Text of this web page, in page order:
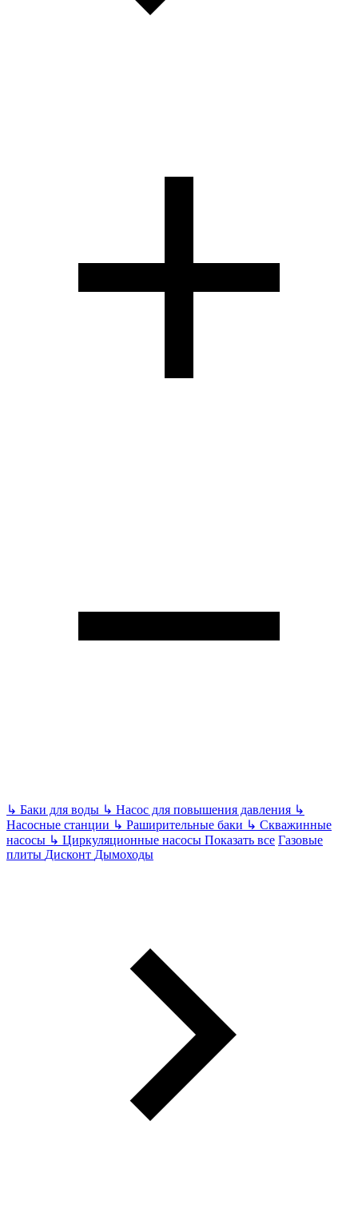
↳ Баки для воды ↳ Насос для повышения давления ↳
Насосные станции ↳ Раширительные баки ↳ Скважинные
насосы ↳ Циркуляционные насосы Показать все Газовые
плиты Дисконт Дымоходы